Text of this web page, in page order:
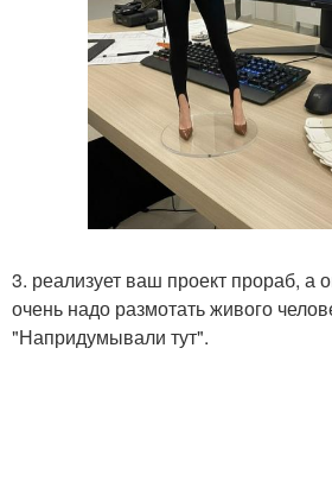
3. реализует ваш проект прораб, а
очень надо размотать живого
"Напридумывали тут".